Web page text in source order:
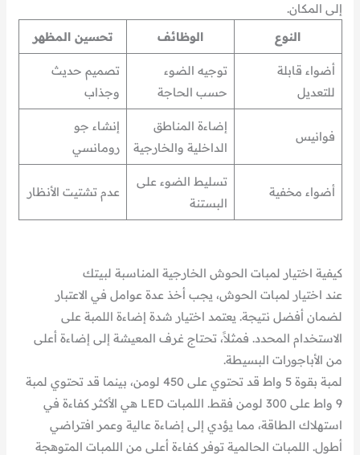
إلى المكان.
النوع
الوظائف تحسين المظهر
أضواء قابلة
للتعديل
توجيه الضوء
حسب الحاجة
تصميم حديث
وجذاب
فوانيس
إضاءة المناطق
الداخلية والخارجية
إنشاء جو
رومانسي
أضواء مخفية
تسليط الضوء على
البستنة
عدم تشتيت الأنظار
كيفية اختيار لمبات الحوش الخارجية المناسبة لبيتك
عند اختيار لمبات الحوش، يجب أخذ عدة عوامل في الاعتبار
لضمان أفضل نتيجة. يعتمد اختيار شدة إضاءة اللمبة على
الاستخدام المحدد. فمثلاً، تحتاج غرف المعيشة إلى إضاءة أعلى
من الأباجورات البسيطة.
لمبة بقوة 5 واط قد تحتوي على 450 لومن، بينما قد تحتوي لمبة
9 واط على 300 لومن فقط. اللمبات LED هي الأكثر كفاءة في
استهلاك الطاقة، مما يؤدي إلى إضاءة عالية وعمر افتراضي
أطول. اللمبات الحالمية توفر كفاءة أعلى من اللمبات المتوهجة